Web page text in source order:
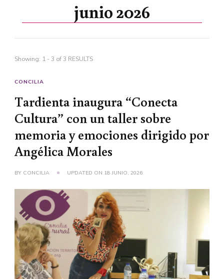
junio 2026
Showing: 1 - 3 of 3 RESULTS
CONCILIA
Tardienta inaugura “Conecta
Cultura” con un taller sobre
memoria y emociones dirigido por
Angélica Morales
BY CONCILIA UPDATED ON 18 JUNIO, 2026